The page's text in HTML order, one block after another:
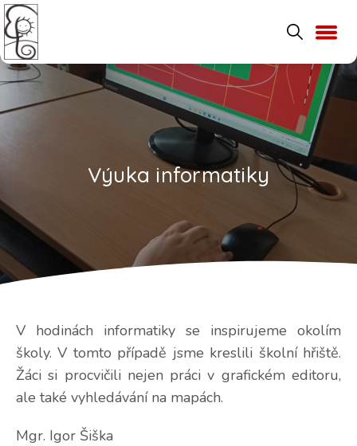
Výuka informatiky
V hodinách informatiky se inspirujeme okolím
školy. V tomto případě jsme kreslili školní hřiště.
Žáci si procvičili nejen práci v grafickém editoru,
ale také vyhledávání na mapách.
Mgr. Igor Šiška